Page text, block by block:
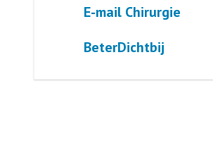
E-mail Chirurgie
BeterDichtbij